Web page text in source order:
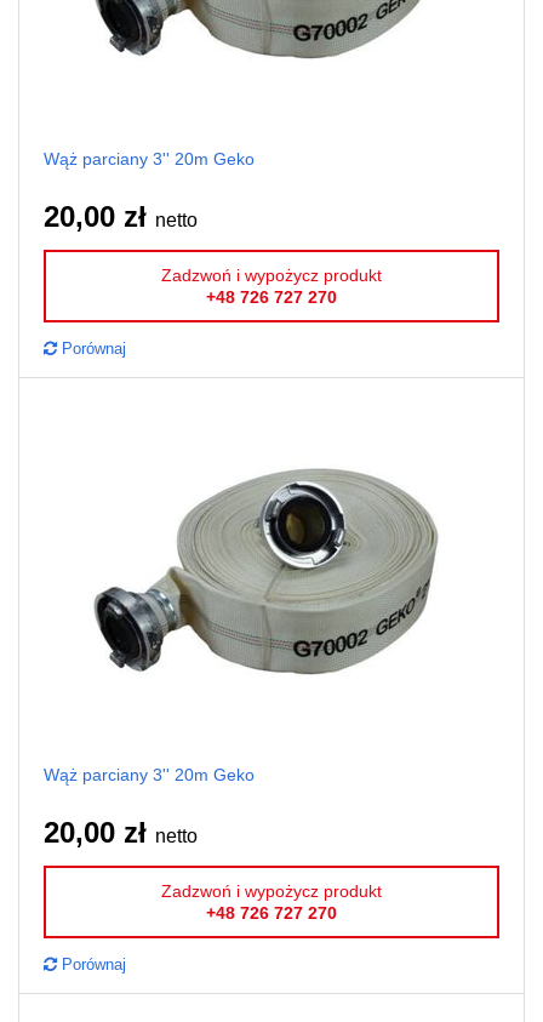
Wąż parciany 3'' 20m Geko
20,00 zł netto
Zadzwoń i wypożycz produkt
+48 726 727 270
Porównaj
Wąż parciany 3'' 20m Geko
20,00 zł netto
Zadzwoń i wypożycz produkt
+48 726 727 270
Porównaj